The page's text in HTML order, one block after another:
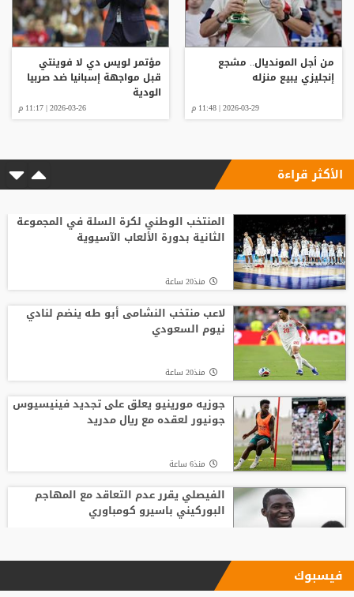
من أجل المونديال.. مشجع
إنجليزي يبيع منزله
2026-03-29 | 11:48 م
مؤتمر لويس دي لا فوينتي
قبل مواجهة إسبانيا ضد صربيا
الودية
2026-03-26 | 11:17 م
الأكثر قراءة
المنتخب الوطني لكرة السلة في المجموعة
الثانية بدورة الألعاب الآسيوية
منذ20 ساعة
لاعب منتخب النشامى أبو طه ينضم لنادي
نيوم السعودي
منذ20 ساعة
جوزيه مورينيو يعلق على تجديد فينيسيوس
جونيور لعقده مع ريال مدريد
منذ6 ساعة
الفيصلي يقرر عدم التعاقد مع المهاجم
البوركيني باسيرو كومباوري
"اليويفا" يؤكد دفع مستحقات نهاية الخدمة
فيسبوك